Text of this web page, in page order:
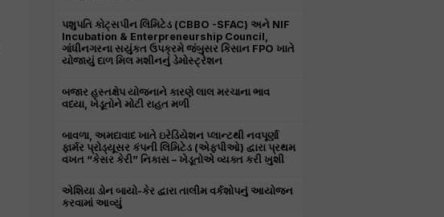
પશુપતિ કોટ્સપીન લિમિટેડ (CBBO -SFAC) અને NIF
Incubation & Enterpreneurship Council,
ગાંધીનગરના સયુંકત ઉપક્રમે જંબુસર કિસાન FPO ખાતે
યોજાયું દાળ મિલ મશીનનું ડેમોસ્ટ્રેશન
બજાર હસ્તક્ષેપ યોજનાને કારણે લાલ મરચાના ભાવ
વધ્યા, ખેડૂતોને મોટી રાહત મળી
બાવળા, અમદાવાદ ખાતે ઇરેડિયેશન પ્લાન્ટથી નવપૂર્ણા
ફાર્મર પ્રોડ્યૂસર કંપની લિમિટેડ (એફપીઓ) દ્વારા પ્રથમ
વખત “કેસર કેરી” નિકાસ – ખેડૂતોએ વ્યક્ત કરી ખુશી
એશિયા ડોન બાયો-કેર દ્વારા તાલીમ વર્કશોપનું આયોજન
કરવામાં આવ્યું